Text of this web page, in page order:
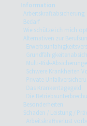
Information
Arbeitskraftabsicherung
Bedarf
Wie schütze ich mich
Alternativen zur
Multi-Risk-
Schwere Krankheiten
Private
Das Krankentagegeld
Die
Besonderheiten
Schaden / Leistung /
Arbeitskraftverlust